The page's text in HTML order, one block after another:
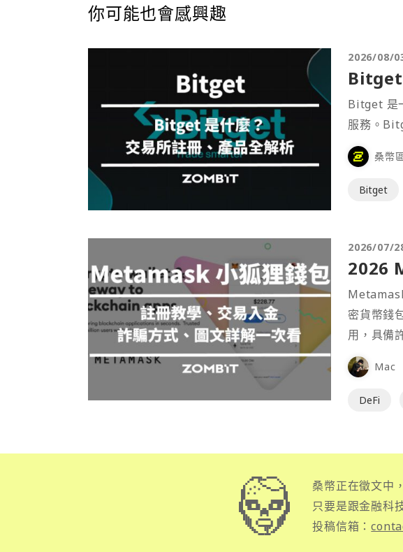
你可能也會感興趣
2026/08/
Bitget
Bitget 是
服務。
桑幣
Bitget
2026/07/
2026
密貨幣錢
用，具備
Mac
DeFi
桑幣正在徵文中
只要是跟金融科
投稿信箱：